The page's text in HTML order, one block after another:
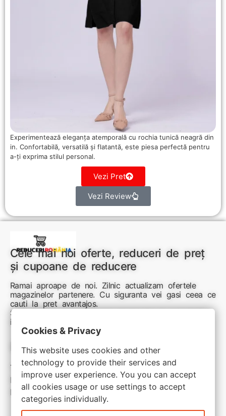
Experimentează eleganța atemporală cu rochia tunică neagră din
in. Confortabilă, versatilă și flatantă, este piesa perfectă pentru
a-ți exprima stilul personal.
Vezi Pret
Vezi Review
Cele mai noi oferte, reduceri de preț
și cupoane de reducere
Ramai aproape de noi. Zilnic actualizam ofertele
magazinelor partenere. Cu siguranta vei gasi ceea ce
cauti la pret avantajos.
Sunteti aici pentru reduceri inteligente si cumpărături
inspirate
Link-uri utile:
Termeni si conditii
Politica de confidentialitate
Politica de cookie
Cookies & Privacy
This website uses cookies and other
technology to provide their services and
improve user experience. You you can accept
all cookies usage or use settings to accept
categories individually.